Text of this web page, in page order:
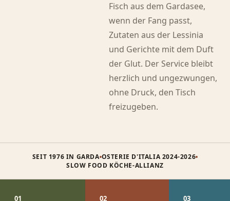
Fisch aus dem Gardasee,
wenn der Fang passt,
Zutaten aus der Lessinia
und Gerichte mit dem Duft
der Glut. Der Service bleibt
herzlich und ungezwungen,
ohne Druck, den Tisch
freizugeben.
SEIT 1976 IN GARDA OSTERIE D'ITALIA 2024-2026
SLOW FOOD KÖCHE-ALLIANZ
01 02 03